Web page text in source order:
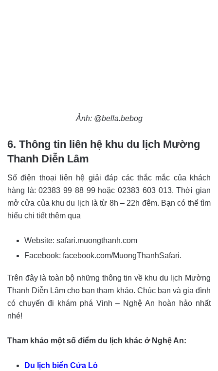
Ảnh: @bella.bebog
6. Thông tin liên hệ khu du lịch Mường
Thanh Diễn Lâm
Số điện thoại liên hệ giải đáp các thắc mắc của khách
hàng là: 02383 99 88 99 hoặc 02383 603 013. Thời gian
mở cửa của khu du lịch là từ 8h – 22h đêm. Bạn có thể tìm
hiểu chi tiết thêm qua
Website: safari.muongthanh.com
Facebook: facebook.com/MuongThanhSafari.
Trên đây là toàn bộ những thông tin về khu du lịch Mường
Thanh Diễn Lâm cho bạn tham khảo. Chúc bạn và gia đình
có chuyến đi khám phá Vinh – Nghệ An hoàn hảo nhất
nhé!
Tham khảo một số điểm du lịch khác ở Nghệ An:
Du lịch biển Cửa Lò